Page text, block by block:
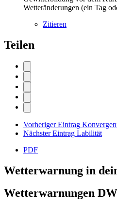
Wetteränderungen (ein Tag
Zitieren
Teilen
Vorheriger Eintrag
Nächster Eintrag Labilität
PDF
Wetterwarnung in
Wetterwarnungen